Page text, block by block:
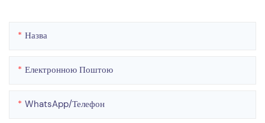
Назва
Електронною Поштою
WhatsApp/телефон